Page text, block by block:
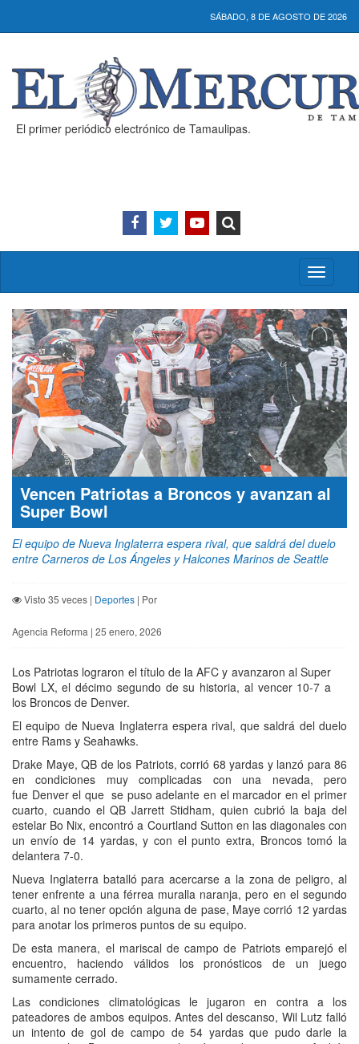
SÁBADO, 8 DE AGOSTO DE 2026
El primer periódico electrónico de Tamaulipas.
Activar/
menú
Vencen Patriotas a Broncos y avanzan al
Super Bowl
El equipo de Nueva Inglaterra espera rival, que saldrá del duelo
entre Carneros de Los Ángeles y Halcones Marinos de Seattle
Visto 35 veces | Deportes | Por
Agencia Reforma | 25 enero, 2026
Los Patriotas lograron el título de la AFC y avanzaron al Super
Bowl LX, el décimo segundo de su historia, al vencer 10-7 a
los Broncos de Denver.
El equipo de Nueva Inglaterra espera rival, que saldrá del duelo
entre Rams y Seahawks.
Drake Maye, QB de los Patriots, corrió 68 yardas y lanzó para 86
en condiciones muy complicadas con una nevada, pero
fue Denver el que se puso adelante en el marcador en el primer
cuarto, cuando el QB Jarrett Stidham, quien cubrió la baja del
estelar Bo Nix, encontró a Courtland Sutton en las diagonales con
un envío de 14 yardas, y con el punto extra, Broncos tomó la
delantera 7-0.
Nueva Inglaterra batalló para acercarse a la zona de peligro, al
tener enfrente a una férrea muralla naranja, pero en el segundo
cuarto, al no tener opción alguna de pase, Maye corrió 12 yardas
para anotar los primeros puntos de su equipo.
De esta manera, el mariscal de campo de Patriots emparejó el
encuentro, haciendo válidos los pronósticos de un juego
sumamente cerrado.
Las condiciones climatológicas le jugaron en contra a los
pateadores de ambos equipos. Antes del descanso, Wil Lutz falló
un intento de gol de campo de 54 yardas que pudo darle la